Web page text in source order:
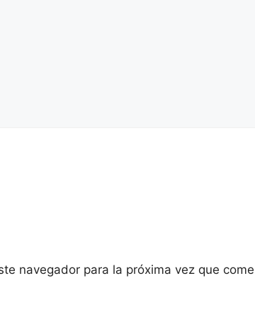
navegador para la próxima vez que